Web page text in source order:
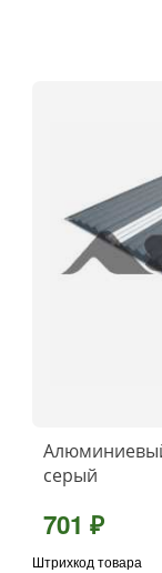
серый
701 ₽
Штрихкод товара